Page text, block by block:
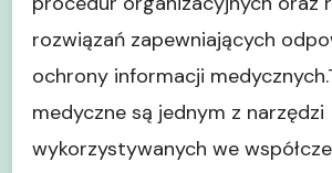
rozwiązań zapewniających
ochrony informacji
medyczne są jednym z narzędzi
wykorzystywanych we